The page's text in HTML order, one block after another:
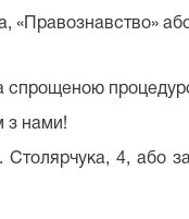
спрощеною
з нами!
Столярчука, 4,